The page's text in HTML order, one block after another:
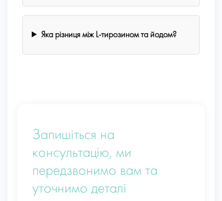
Яка різниця між L-тирозином та йодом?
Запишіться на
консультацію, ми
передзвонимо вам та
уточнимо деталі